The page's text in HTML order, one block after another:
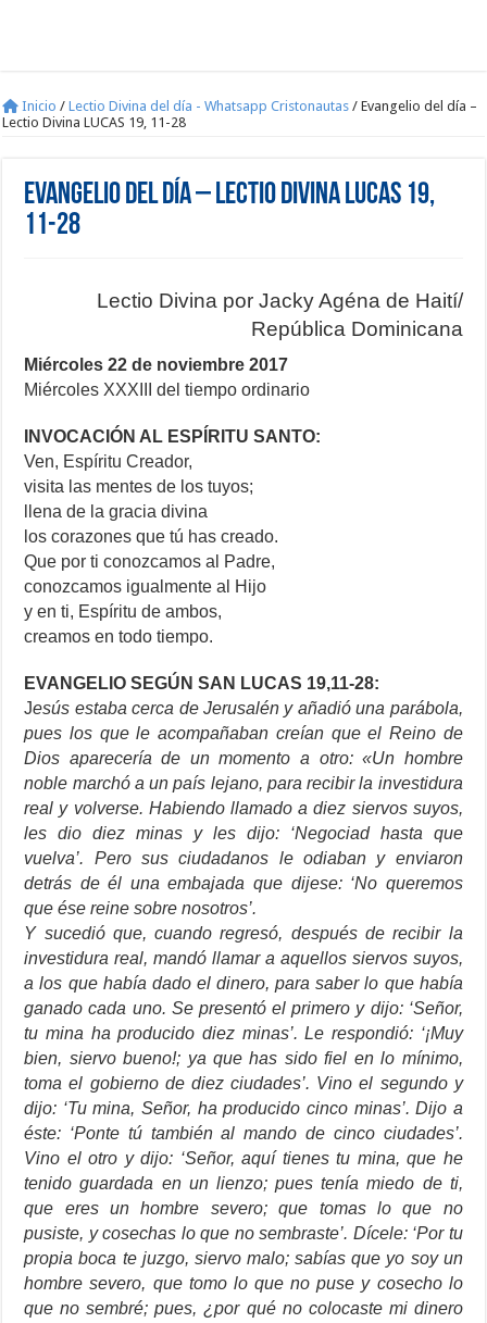
Inicio / Lectio Divina del día - Whatsapp Cristonautas / Evangelio del día –
Lectio Divina LUCAS 19, 11-28
Evangelio del día – Lectio Divina LUCAS 19,
11-28
Lectio Divina por Jacky Agéna de Haití/
República Dominicana
Miércoles 22 de noviembre 2017
Miércoles XXXIII del tiempo ordinario
INVOCACIÓN AL ESPÍRITU SANTO:
Ven, Espíritu Creador,
visita las mentes de los tuyos;
llena de la gracia divina
los corazones que tú has creado.
Que por ti conozcamos al Padre,
conozcamos igualmente al Hijo
y en ti, Espíritu de ambos,
creamos en todo tiempo.
EVANGELIO SEGÚN SAN LUCAS 19,11-28:
Jesús estaba cerca de Jerusalén y añadió una parábola,
pues los que le acompañaban creían que el Reino de
Dios aparecería de un momento a otro: «Un hombre
noble marchó a un país lejano, para recibir la investidura
real y volverse. Habiendo llamado a diez siervos suyos,
les dio diez minas y les dijo: ‘Negociad hasta que
vuelva’. Pero sus ciudadanos le odiaban y enviaron
detrás de él una embajada que dijese: ‘No queremos
que ése reine sobre nosotros’.
Y sucedió que, cuando regresó, después de recibir la
investidura real, mandó llamar a aquellos siervos suyos,
a los que había dado el dinero, para saber lo que había
ganado cada uno. Se presentó el primero y dijo: ‘Señor,
tu mina ha producido diez minas’. Le respondió: ‘¡Muy
bien, siervo bueno!; ya que has sido fiel en lo mínimo,
toma el gobierno de diez ciudades’. Vino el segundo y
dijo: ‘Tu mina, Señor, ha producido cinco minas’. Dijo a
éste: ‘Ponte tú también al mando de cinco ciudades’.
Vino el otro y dijo: ‘Señor, aquí tienes tu mina, que he
tenido guardada en un lienzo; pues tenía miedo de ti,
que eres un hombre severo; que tomas lo que no
pusiste, y cosechas lo que no sembraste’. Dícele: ‘Por tu
propia boca te juzgo, siervo malo; sabías que yo soy un
hombre severo, que tomo lo que no puse y cosecho lo
que no sembré; pues, ¿por qué no colocaste mi dinero